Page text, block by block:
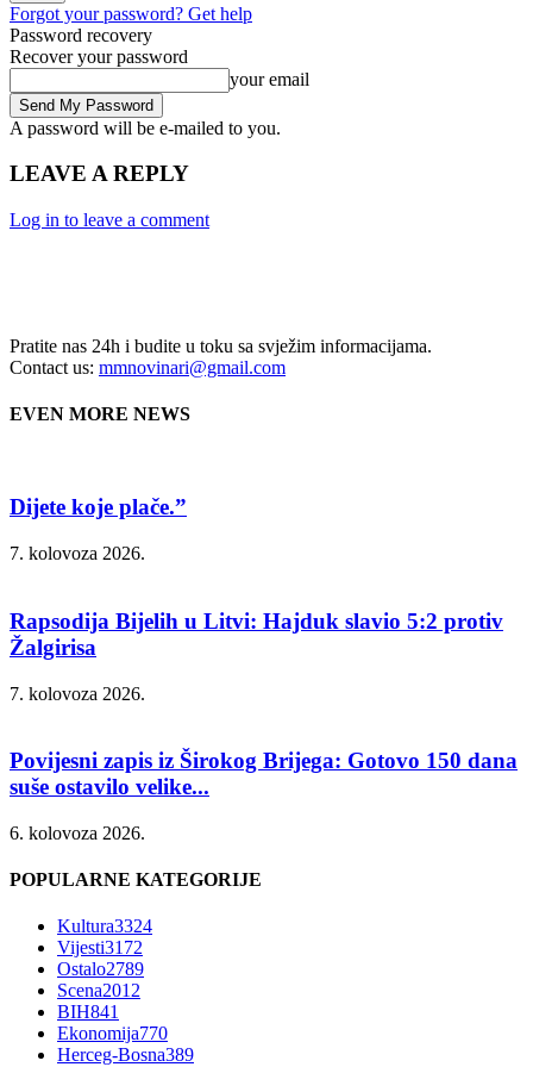
Forgot your password? Get help
Password recovery
Recover your password
your email
A password will be e-mailed to you.
LEAVE A REPLY
Log in to leave a comment
Pratite nas 24h i budite u toku sa svježim informacijama.
Contact us: mmnovinari@gmail.com
EVEN MORE NEWS
Dijete koje plače.”
7. kolovoza 2026.
Rapsodija Bijelih u Litvi: Hajduk slavio 5:2 protiv
Žalgirisa
7. kolovoza 2026.
Povijesni zapis iz Širokog Brijega: Gotovo 150 dana
suše ostavilo velike...
6. kolovoza 2026.
POPULARNE KATEGORIJE
Kultura3324
Vijesti3172
Ostalo2789
Scena2012
BIH841
Ekonomija770
Herceg-Bosna389